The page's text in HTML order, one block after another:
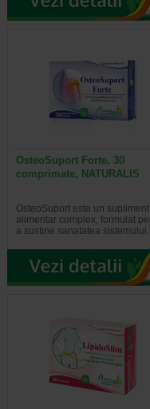
OsteoSuport Forte, 30
comprimate, NATURALIS
OsteoSuport este un supliment
alimentar complex, formulat
a sustine sanatatea sistemului…